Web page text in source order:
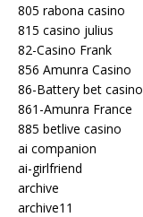
805 rabona casino
815 casino julius
82-Casino Frank
856 Amunra Casino
86-Battery bet casino
861-Amunra France
885 betlive casino
ai companion
ai-girlfriend
archive
archive11